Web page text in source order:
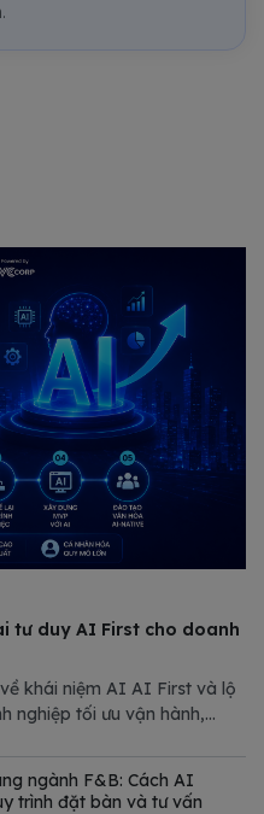
tư duy AI First cho doanh
khái niệm AI AI First và lộ
nghiệp tối ưu vận hành,
ngành F&B: Cách AI
trình đặt bàn và tư vấn